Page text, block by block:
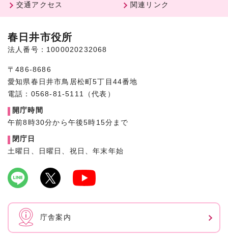
交通アクセス
関連リンク
春日井市役所
法人番号：1000020232068
〒486-8686
愛知県春日井市鳥居松町5丁目44番地
電話：0568-81-5111（代表）
開庁時間
午前8時30分から午後5時15分まで
閉庁日
土曜日、日曜日、祝日、年末年始
庁舎案内